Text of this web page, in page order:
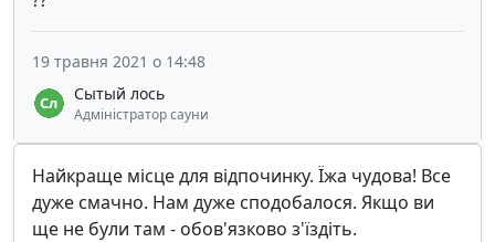
Сытый лось
Адміністратор сауни
19 травня 2021 о 14:48
Найкраще місце для відпочинку. Їжа чудова! Все
дуже смачно. Нам дуже сподобалося. Якщо ви
ще не були там - обов'язково з'їздіть.